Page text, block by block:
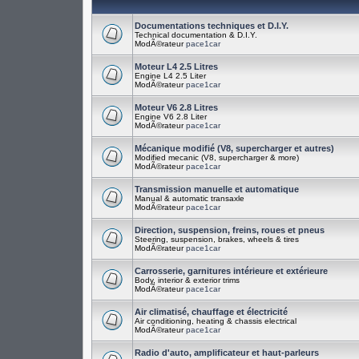
Documentations techniques et D.I.Y.
Technical documentation & D.I.Y.
ModÃ©rateurpace1car
Moteur L4 2.5 Litres
Engine L4 2.5 Liter
ModÃ©rateurpace1car
Moteur V6 2.8 Litres
Engine V6 2.8 Liter
ModÃ©rateurpace1car
Mécanique modifié (V8, supercharger et autres)
Modified mecanic (V8, supercharger & more)
ModÃ©rateurpace1car
Transmission manuelle et automatique
Manual & automatic transaxle
ModÃ©rateurpace1car
Direction, suspension, freins, roues et pneus
Steering, suspension, brakes, wheels & tires
ModÃ©rateurpace1car
Carrosserie, garnitures intérieure et extérieure
Body, interior & exterior trims
ModÃ©rateurpace1car
Air climatisé, chauffage et électricité
Air conditioning, heating & chassis electrical
ModÃ©rateurpace1car
Radio d'auto, amplificateur et haut-parleurs